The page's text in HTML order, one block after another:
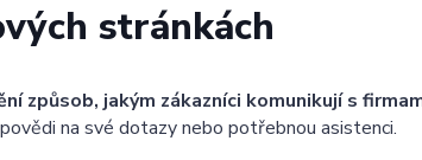
stránkách
způsob, jakým zákazníci komunikují s
na své dotazy nebo potřebnou asistenci.